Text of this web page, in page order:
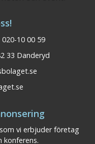
10 00 59
33 Danderyd
vi erbjuder företag
konferens.